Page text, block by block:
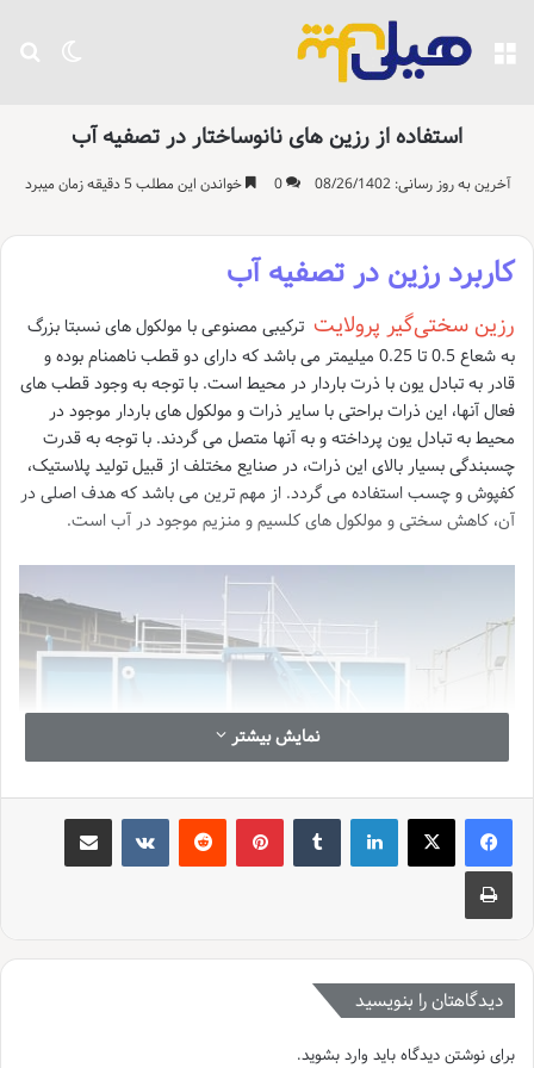
تغییر منو
استفاده از رزین های نانوساختار در تصفیه آب
آخرین به روز رسانی: 08/26/1402 0 خواندن این مطلب 5 دقیقه زمان میبرد
کاربرد رزین در تصفیه آب
رزین سختی‌گیر پرولایت ترکیبی مصنوعی با مولکول های نسبتا بزرگ
به شعاع 0.5 تا 0.25 میلیمتر می باشد که دارای دو قطب ناهمنام بوده و
قادر به تبادل یون با ذرت باردار در محیط است. با توجه به وجود قطب های
فعال آنها، این ذرات براحتی با سایر ذرات و مولکول های باردار موجود در
محیط به تبادل یون پرداخته و به آنها متصل می گردند. با توجه به قدرت
چسبندگی بسیار بالای این ذرات، در صنایع مختلف از قبیل تولید پلاستیک،
کفپوش و چسب استفاده می گردد. از مهم ترین می باشد که هدف اصلی در
آن، کاهش سختی و مولکول های کلسیم و منزیم موجود در آب است.
در مرحله اول به نوع ذرات استفاده شده برای این منظور بستگی دارد، اما در
حالت کلی می توان گفت این ذرات با توجه به یا آنیون های فعال خود به
تبادل یونی با ذرات معلق در آب با بار مثبت یا منفی پرداخته و باعث خنثی
سازی خود و ذرات معلق می گردد. برای درک بهتر کاربرد این ذرات در تصفیه
نمایش بیشتر
لینکدین ‫تامبلر ‫پین‌ترست‫رددیت ‫VKontakteاشتراک گذاری از طریق ایمیل
چاپ
دیدگاهتان را بنویسید
برای نوشتن دیدگاه باید وارد بشوید.